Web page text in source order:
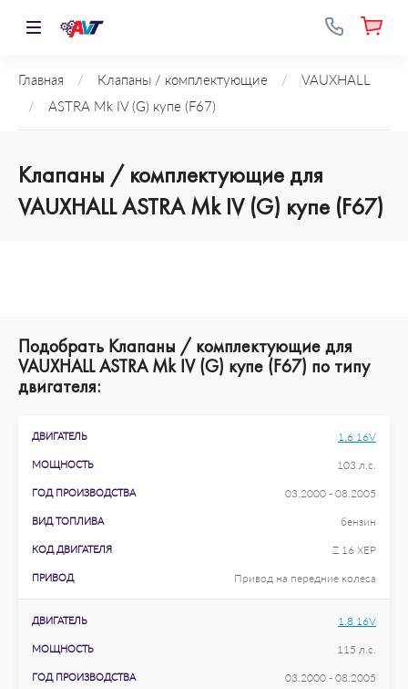
Главная / Клапаны / комплектующие /
VAUXHALL
/
ASTRA Mk IV (G) купе (F67)
Клапаны / комплектующие для
VAUXHALL ASTRA Mk IV (G) купе (F67)
Подобрать Клапаны / комплектующие для
VAUXHALL ASTRA Mk IV (G) купе (F67) по типу
двигателя:
ДВИГАТЕЛЬ 1.6 16V
МОЩНОСТЬ 103 л.с.
ГОД ПРОИЗВОДСТВА 03.2000 - 08.2005
ВИД ТОПЛИВА бензин
КОД ДВИГАТЕЛЯ Z 16 XEP
ПРИВОД Привод на передние колеса
ДВИГАТЕЛЬ 1.8 16V
МОЩНОСТЬ 115 л.с.
ГОД ПРОИЗВОДСТВА 03.2000 - 08.2005